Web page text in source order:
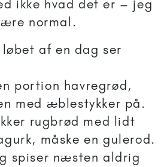
ikke hvad det er – jeg
normal.
af en dag ser
portion havregrød,
med æblestykker på.
rugbrød med lidt
måske en gulerod.
spiser næsten aldrig